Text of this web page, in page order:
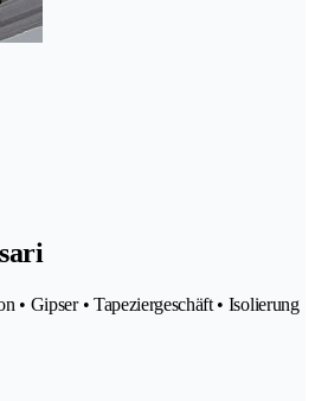
• Gipser • Tapeziergeschäft • Isolierung